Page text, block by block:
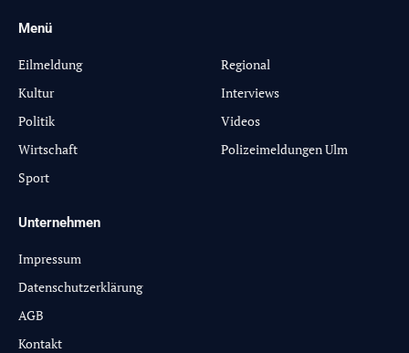
Menü
Eilmeldung
Kultur
Politik
Wirtschaft
Sport
Regional
Interviews
Videos
Polizeimeldungen Ulm
Unternehmen
Impressum
Datenschutzerklärung
AGB
Kontakt